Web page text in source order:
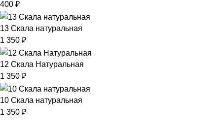
400 ₽
13 Скала натуральная
1 350 ₽
12 Скала Натуральная
1 350 ₽
10 Скала натуральная
1 350 ₽